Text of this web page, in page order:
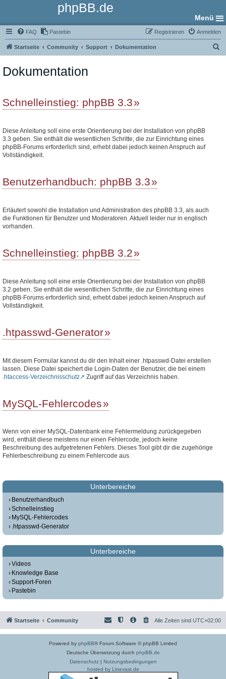
phpBB.de
Menü
FAQ Pastebin Anmelden
Registrieren
Startseite Community Support Dokumentation
Dokumentation
Schnelleinstieg: phpBB 3.3
Diese Anleitung soll eine erste Orientierung bei der Installation von phpBB
3.3 geben. Sie enthält die wesentlichen Schritte, die zur Einrichtung eines
phpBB-Forums erforderlich sind, erhebt dabei jedoch keinen Anspruch auf
Vollständigkeit.
Benutzerhandbuch: phpBB 3.3
Erläutert sowohl die Installation und Administration des phpBB 3.3, als auch
die Funktionen für Benutzer und Moderatoren. Aktuell leider nur in englisch
vorhanden.
Schnelleinstieg: phpBB 3.2
Diese Anleitung soll eine erste Orientierung bei der Installation von phpBB
3.2 geben. Sie enthält die wesentlichen Schritte, die zur Einrichtung eines
phpBB-Forums erforderlich sind, erhebt dabei jedoch keinen Anspruch auf
Vollständigkeit.
.htpasswd-Generator
Mit diesem Formular kannst du dir den Inhalt einer .htpasswd-Datei erstellen
lassen. Diese Datei speichert die Login-Daten der Benutzer, die bei einem
.htaccess-Verzeichnisschutz
Zugriff auf das Verzeichnis haben.
MySQL-Fehlercodes
Wenn von einer MySQL-Datenbank eine Fehlermeldung zurückgegeben
wird, enthält diese meistens nur einen Fehlercode, jedoch keine
Beschreibung des aufgetretenen Fehlers. Dieses Tool gibt dir die zugehörige
Fehlerbeschreibung zu einem Fehlercode aus.
Unterbereiche
Benutzerhandbuch
Schnelleinstieg
MySQL-Fehlercodes
.htpasswd-Generator
Unterbereiche
Videos
Knowledge Base
Support-Foren
Pastebin
Startseite Community Alle Zeiten sind UTC+02:00
Powered by phpBB® Forum Software © phpBB Limited
Deutsche Übersetzung durch phpBB.de
Datenschutz| Nutzungsbedingungen
hosted by Linevast.de